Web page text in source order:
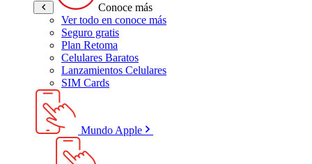
Conoce más
Ver todo en conoce más
Seguro gratis
Plan Retoma
Celulares Baratos
Lanzamientos Celulares
SIM Cards
Mundo Apple